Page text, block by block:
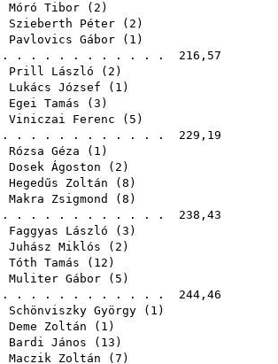
Móró Tibor ( 2 )
Szieberth Péter ( 2 )
Pavlovics Gábor ( 1 )
. . . . . . . . . . . . 216,57
Prill László ( 2 )
Lukács József ( 1 )
Egei Tamás ( 3 )
Viniczai Ferenc ( 5 )
. . . . . . . . . . . . 229,19
Rózsa Géza ( 1 )
Dosek Ágoston ( 2 )
Hegedűs Zoltán ( 8 )
Makra Zsigmond
( 8 )
. . . . . . . . . . . . 238,43
Faggyas László ( 3 )
Juhász Miklós ( 2 )
Tóth Tamás ( 12 )
Muliter Gábor ( 5 )
. . . . . . . . . . . . 244,46
Schönviszky György ( 1 )
Deme Zoltán ( 1 )
Bardi János ( 13 )
Maczik Zoltán ( 7 )